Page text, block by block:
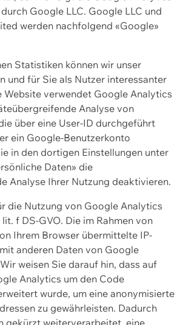
Google LLC. Google LLC und
werden nachfolgend «Google»
Statistiken können wir unser
und für Sie als Nutzer interessanter
Website verwendet Google Analytics
Analyse von
über eine User-ID durchgeführt
ein Google-Benutzerkonto
in den dortigen Einstellungen unter
Daten» die
Analyse Ihrer Nutzung deaktivieren.
die Nutzung von Google Analytics
f DS-GVO. Die im Rahmen von
Ihrem Browser übermittelte IP-
anderen Daten von Google
weisen Sie darauf hin, dass auf
Analytics um den Code
wurde, um eine anonymisierte
zu gewährleisten. Dadurch